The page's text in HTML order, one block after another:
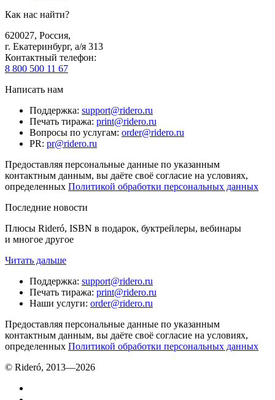
Как нас найти?
620027, Россия,
г. Екатеринбург, а/я 313
Контактный телефон:
8 800 500 11 67
Написать нам
Поддержка: support@ridero.ru
Печать тиража: print@ridero.ru
Вопросы по услугам: order@ridero.ru
PR: pr@ridero.ru
Предоставляя персональные данные по указанным
контактным данным, вы даёте своё согласие на условиях,
определенных Политикой обработки персональных данных
Последние новости
Плюсы Rideró, ISBN в подарок, буктрейлеры, вебинары
и многое другое
Читать дальше
Поддержка: support@ridero.ru
Печать тиража: print@ridero.ru
Наши услуги: order@ridero.ru
Предоставляя персональные данные по указанным
контактным данным, вы даёте своё согласие на условиях,
определенных Политикой обработки персональных данных
© Rideró, 2013—2026